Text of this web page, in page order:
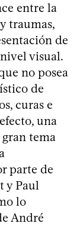
entre la
traumas,
de
visual.
no posea
de
curas e
una
tema
parte de
y Paul
lo
André